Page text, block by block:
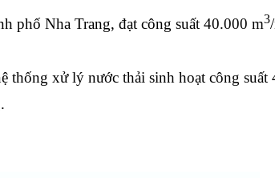
phố Nha Trang, đạt công suất 40.000 m3
thống xử lý nước thải sinh hoạt công suất